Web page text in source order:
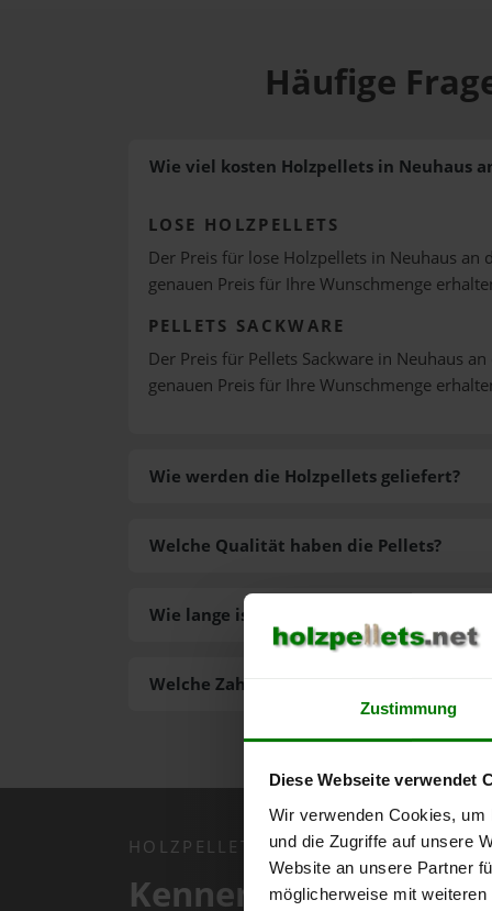
Zustimmung
Diese Webseite verwendet
Wir verwenden Cookies,
und die Zugriffe auf unsere
Website an unsere Partner
möglicherweise mit
Häufige
Wie viel kosten Holzpellets in Neuhaus
LOSE HOLZPELLETS
Der Preis für lose Holzpellets in Neuhaus an
genauen Preis für Ihre Wunschmenge
PELLETS SACKWARE
Der Preis für Pellets Sackware in Neuhaus
genauen Preis für Ihre Wunschmenge
Wie werden die Holzpellets geliefert?
Welche Zahlungsarten gibt es?
Welche Qualität haben die Pellets?
Wie lange ist die Lieferzeit der Pellets?
HOLZPELLETS.NET APP
Kennen Sie schon